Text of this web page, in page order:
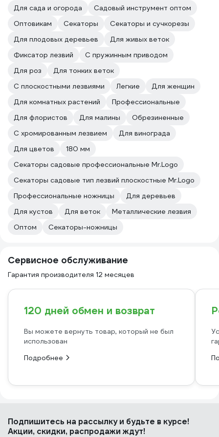
Для сада и огорода
Садовый инструмент оптом
Оптовикам
Секаторы
Секаторы и сучкорезы
Для плодовых деревьев
Для живых веток
Фиксатор лезвий
С пружинным приводом
Для роз
Для тонких веток
С плоскостными лезвиями
Легкие
Для женщин
Для комнатных растений
Профессиональные
Для флористов
Для малины
Обрезиненные
С хромированным лезвием
Для винограда
Для цветов
180 мм
Секаторы садовые профессиональные Mr.Logo
Секаторы садовые тип лезвий плоскостные Mr.Logo
Профессиональные ножницы
Для деревьев
Для кустов
Для веток
Металлические лезвия
Оптом
Секаторы-ножницы
Сервисное обслуживание
Гарантия производителя 12 месяцев
120 дней обмен и возврат
Вы можете вернуть товар, который не был
использован
Подробнее
Подпишитесь на рассылкуи будьте в курсе!
Акции, скидки, распродажи ждут!